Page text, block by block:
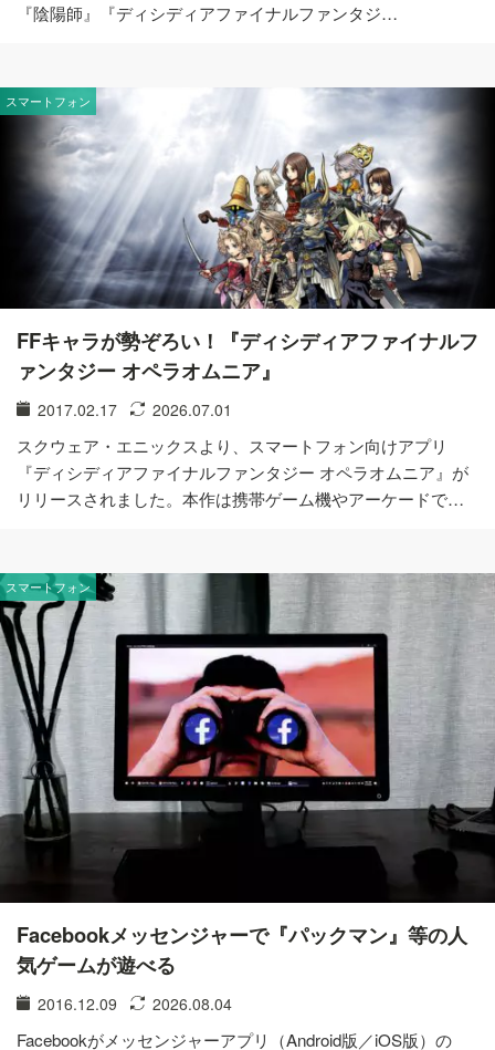
『陰陽師』『ディシディアファイナルファンタジ…
スマートフォン
FFキャラが勢ぞろい！『ディシディアファイナルフ
ァンタジー オペラオムニア』
2017.02.17 2026.07.01
スクウェア・エニックスより、スマートフォン向けアプリ
『ディシディアファイナルファンタジー オペラオムニア』が
リリースされました。本作は携帯ゲーム機やアーケードで…
スマートフォン
Facebookメッセンジャーで『パックマン』等の人
気ゲームが遊べる
2016.12.09 2026.08.04
Facebookがメッセンジャーアプリ（Android版／iOS版）の